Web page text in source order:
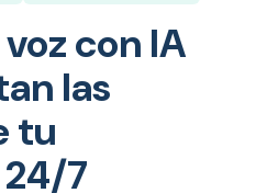
con IA
las
tu
7